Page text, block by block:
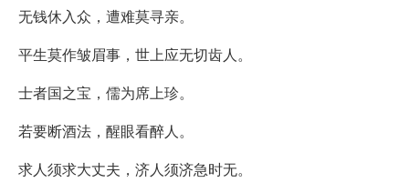
无钱休入众，遭难莫寻亲。
平生莫作皱眉事，世上应无切齿人。
士者国之宝，儒为席上珍。
若要断酒法，醒眼看醉人。
求人须求大丈夫，济人须济急时无。